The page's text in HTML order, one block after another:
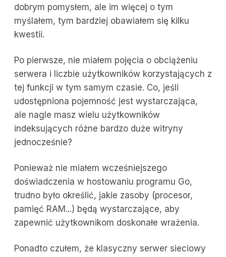
dobrym pomysłem, ale im więcej o tym
myślałem, tym bardziej obawiałem się kilku
kwestii.
Po pierwsze, nie miałem pojęcia o obciążeniu
serwera i liczbie użytkowników korzystających z
tej funkcji w tym samym czasie. Co, jeśli
udostępniona pojemność jest wystarczająca,
ale nagle masz wielu użytkowników
indeksujących różne bardzo duże witryny
jednocześnie?
Ponieważ nie miałem wcześniejszego
doświadczenia w hostowaniu programu Go,
trudno było określić, jakie zasoby (procesor,
pamięć RAM...) będą wystarczające, aby
zapewnić użytkownikom doskonałe wrażenia.
Ponadto czułem, że klasyczny serwer sieciowy